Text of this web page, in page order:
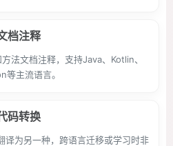
档注释
法文档注释，支持Java、Kotlin、
等主流语言。
码转换
译为另一种，跨语言迁移或学习时非